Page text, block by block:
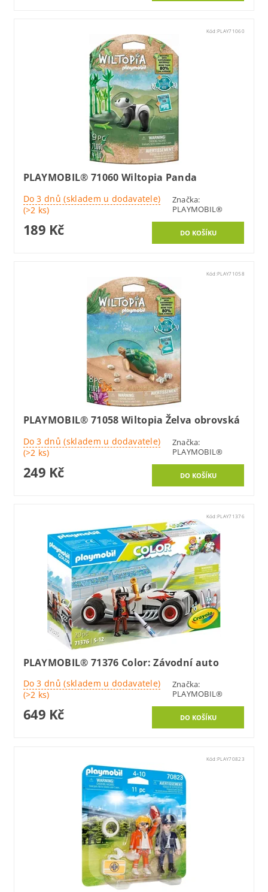
Kód:PLAY71060
PLAYMOBIL® 71060 Wiltopia Panda
Do 3 dnů (skladem u dodavatele)
(>2 ks)
Značka:
PLAYMOBIL®
189 Kč
Kód:PLAY71058
PLAYMOBIL® 71058 Wiltopia Želva obrovská
Do 3 dnů (skladem u dodavatele)
(>2 ks)
Značka:
PLAYMOBIL®
249 Kč
Kód:PLAY71376
PLAYMOBIL® 71376 Color: Závodní auto
Do 3 dnů (skladem u dodavatele)
(>2 ks)
Značka:
PLAYMOBIL®
649 Kč
Kód:PLAY70823